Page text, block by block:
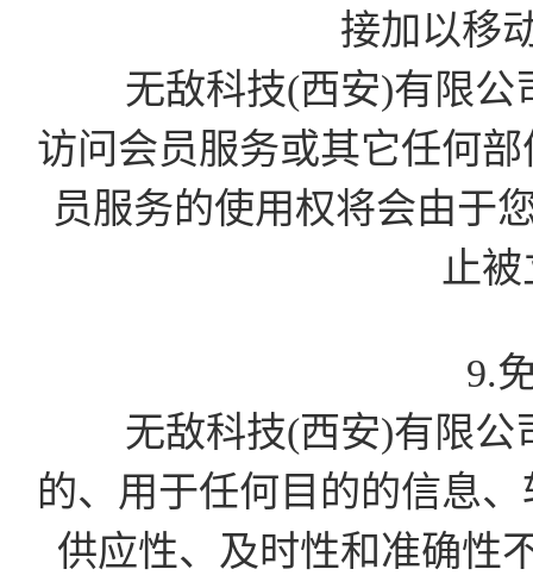
接加以移
无敌科技(西安)有限公
访问会员服务或其它任何
员服务的使用权将会由于
止
9.
无敌科技(西安)有限公
的、用于任何目的的信息
供应性、及时性和准确性